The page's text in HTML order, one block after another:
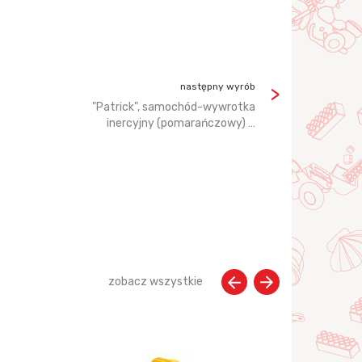
następny wyrób
"Patrick", samochód-wywrotka
inercyjny (pomarańczowy) …
zobacz wszystkie